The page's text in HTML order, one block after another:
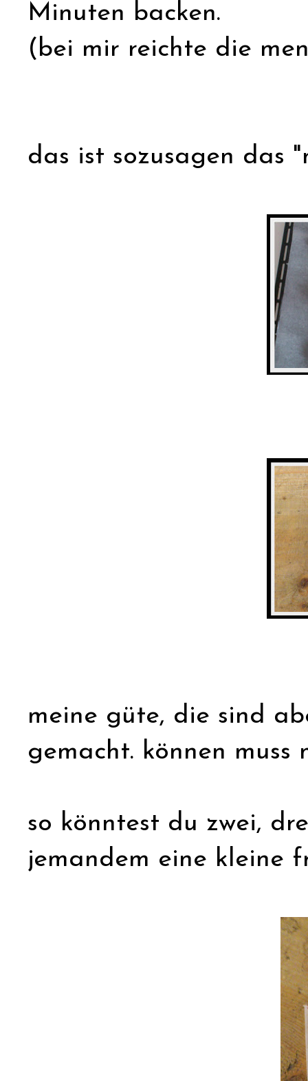
Minuten backen.
(bei mir reichte die
das ist sozusagen das
meine güte, die sind
gemacht. können muss
so könntest du zwei,
jemandem eine kleine